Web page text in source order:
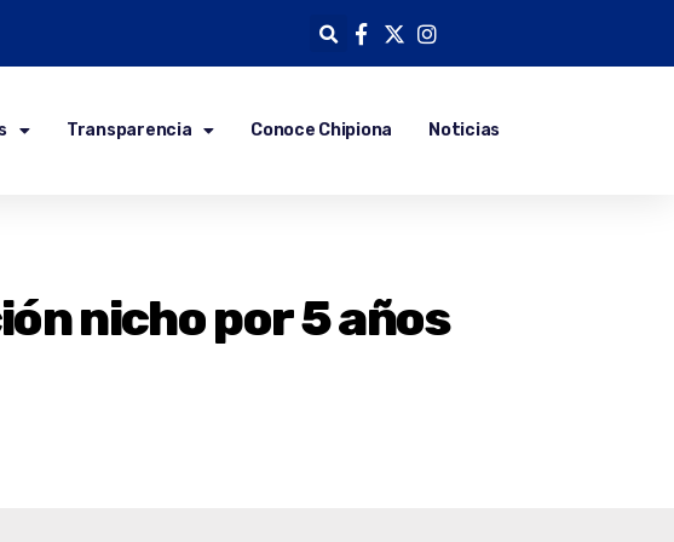
Transparencia Conoce Chipiona Noticias
nicho por 5 años